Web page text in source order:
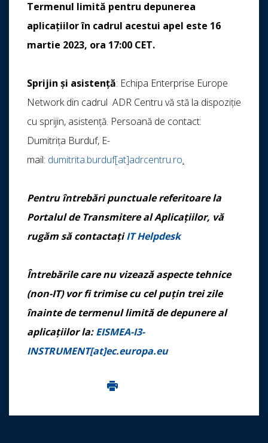
Termenul limită pentru depunerea
aplicațiilor în cadrul acestui apel este 16
martie 2023, ora 17:00 CET.
Sprijin și asistență: Echipa Enterprise Europe
Network din cadrul ADR Centru vă stă la dispoziție
cu sprijin, asistență. Persoană de contact:
Dumitrița Burduf, E-
mail: dumitrita.burduf[at]adrcentru.ro.
Pentru întrebări punctuale referitoare la
Portalul de Transmitere al Aplicațiilor, vă
rugăm să contactațiITHelpdesk
Întrebările care nu vizează aspecte tehnice
(non-IT) vor fi trimise cu cel puțin trei zile
înainte de termenul limită de depunere al
aplicațiilor la:EISMEA-I3-
INSTRUMENT[at]ec.europa.eu
Imprima aceasta pagina